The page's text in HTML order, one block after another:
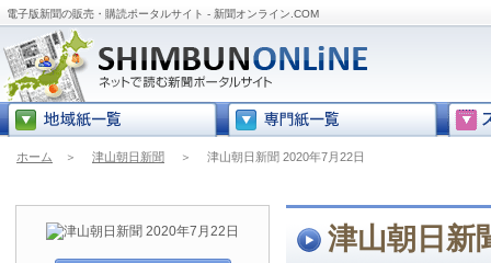
電子版新聞の販売・購読ポータルサイト - 新聞オンライン.COM
ホーム ＞ 津山朝日新聞 ＞ 津山朝日新聞 2020年7月22日
津山朝日新